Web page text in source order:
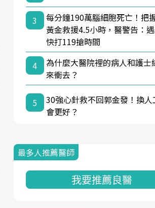
3
每分鐘190萬腦細胞死亡！把
黃金救援4.5小時，醫警告：
快打119搶時間
4
為什麼大醫院裡的病人和護士
來衝去？
5
30強心針救不回郭金發！換人
會更好？
最多人推薦醫師
我要推薦良醫